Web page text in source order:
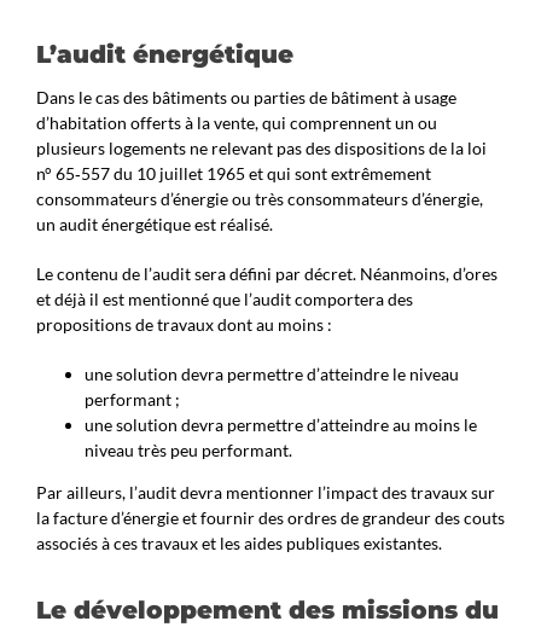
L’audit énergétique
Dans le cas des bâtiments ou parties de bâtiment à usage
d’habitation offerts à la vente, qui comprennent un ou
plusieurs logements ne relevant pas des dispositions de la loi
n° 65‑557 du 10 juillet 1965 et qui sont extrêmement
consommateurs d’énergie ou très consommateurs d’énergie,
un audit énergétique est réalisé.
Le contenu de l’audit sera défini par décret. Néanmoins, d’ores
et déjà il est mentionné que l’audit comportera des
propositions de travaux dont au moins :
une solution devra permettre d’atteindre le niveau
performant ;
une solution devra permettre d’atteindre au moins le
niveau très peu performant.
Par ailleurs, l’audit devra mentionner l’impact des travaux sur
la facture d’énergie et fournir des ordres de grandeur des couts
associés à ces travaux et les aides publiques existantes.
Le développement des missions du